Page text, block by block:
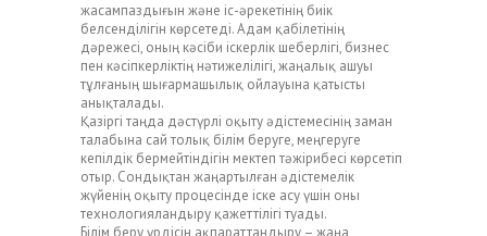
жасампаздығын және іс-әрекетінің биік
белсенділігін көрсетеді. Адам қабілетінің
дәрежесі, оның кәсіби іскерлік шеберлігі, бизнес
пен кәсіпкерліктің нәтижелілігі, жаңалық ашуы
тұлғаның шығармашылық ойлауына қатысты
анықталады.
Қазіргі таңда дәстүрлі оқыту әдістемесінің заман
талабына сай толық білім беруге, меңгеруге
кепілдік бермейтіндігін мектеп тәжірибесі көрсетіп
отыр. Сондықтан жаңартылған әдістемелік
жүйенің оқыту процесінде іске асу үшін оны
технологияландыру қажеттілігі туады.